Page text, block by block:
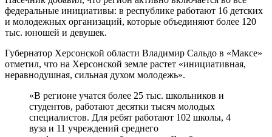
федеральные инициативы: в республике работают 16 детских
и молодежных организаций, которые объединяют более 120
тыс. юношей и девушек.
Губернатор Херсонской области Владимир Сальдо в «Максе»
отметил, что на Херсонской земле растет «инициативная,
неравнодушная, сильная духом молодежь».
«В регионе учатся более 25 тыс. школьников и
студентов, работают десятки тысяч молодых
специалистов. Для ребят работают 102 школы, 4
вуза и 11 учреждений среднего